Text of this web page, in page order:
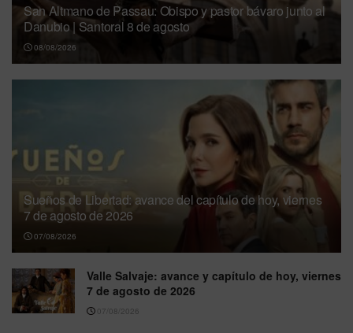
San Altmano de Passau: Obispo y pastor bávaro junto al
Danubio | Santoral 8 de agosto
08/08/2026
Sueños de Libertad: avance del capítulo de hoy, viernes
7 de agosto de 2026
07/08/2026
Valle Salvaje: avance y capítulo de hoy, viernes
7 de agosto de 2026
07/08/2026